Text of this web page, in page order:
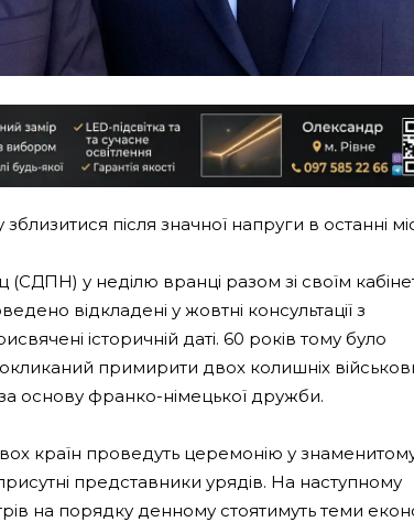
після значної напруги в останні
у неділю вранці разом зі своїм
відкладені у жовтні консультації з
історичній даті. 60 років тому було
примирити двох колишніх
за основу франко-німецької дружби.
країн проведуть церемонію у
представники урядів. На наступному
на порядку денному стоятимуть теми